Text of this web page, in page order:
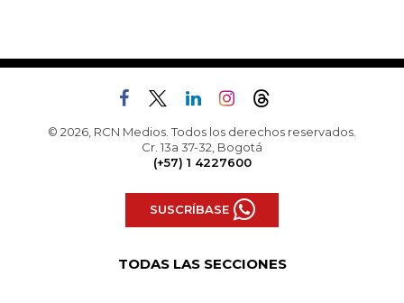
© 2026, RCN Medios. Todos los derechos reservados.
Cr. 13a 37-32, Bogotá
(+57) 1 4227600
SUSCRÍBASE
TODAS LAS SECCIONES